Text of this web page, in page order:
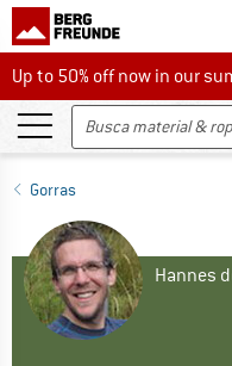
Up to 50% off now in our
Up to 50% off now in our
Gorras
Hannes